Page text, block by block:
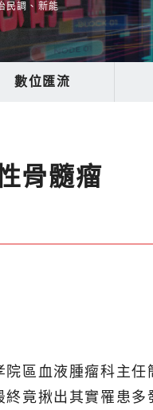
民調、新能
數位匯流
骨髓瘤
區血液腫瘤科主
竟揪出其實罹患